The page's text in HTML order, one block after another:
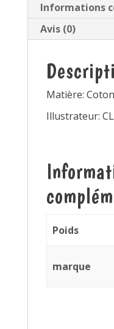
Informations
Avis (0)
Matière:
Illustrateur:
Poids
marque